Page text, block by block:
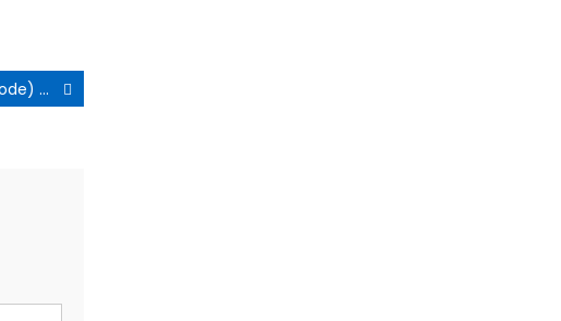
(Uniform Civil Code) विषय पर एक महत्वपूर्ण कार्यशाला का आयोजन किया